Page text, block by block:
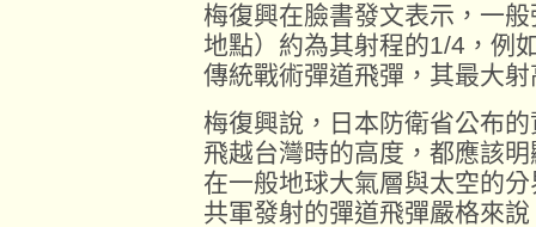
梅復興在臉書發文表示，一
地點）約為其射程的1/4，例
傳統戰術彈道飛彈，其最大
梅復興說，日本防衛省公布
飛越台灣時的高度，都應該
在一般地球大氣層與太空的
共軍發射的彈道飛彈嚴格來